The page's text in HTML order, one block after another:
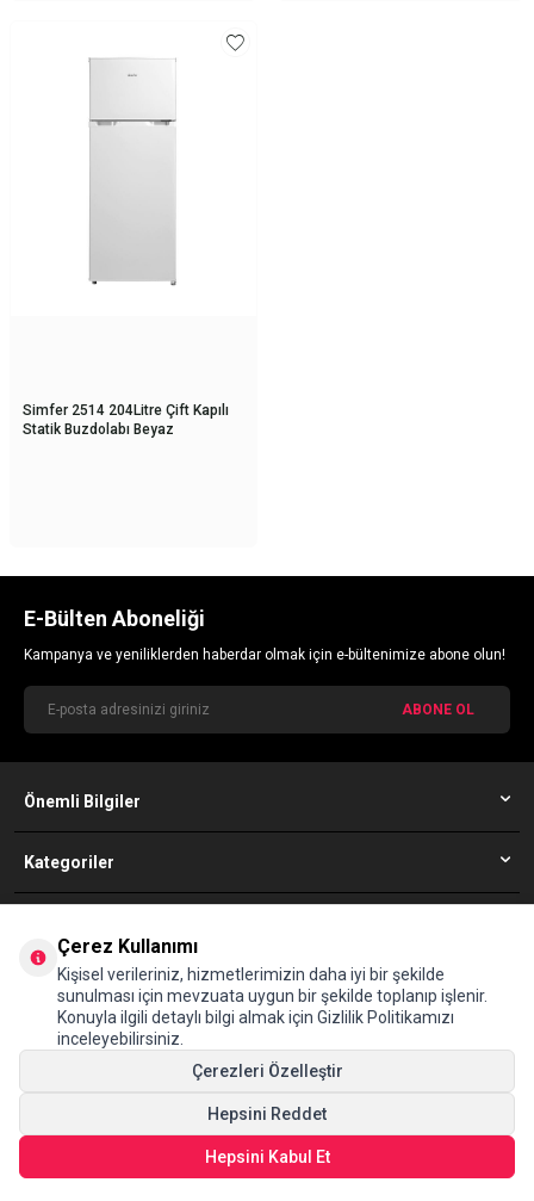
Simfer 2514 204Litre Çift Kapılı
Statik Buzdolabı Beyaz
E-Bülten Aboneliği
Kampanya ve yeniliklerden haberdar olmak için e-bültenimize abone olun!
ABONE OL
Önemli Bilgiler
Kategoriler
08502010352
Adres
Maltepe Mahallesi, Eski Çırpıcı Yolu Sokak, No:4A D-100 Yanyolu, 34010
Zeytinburnu İstanbul (The İstanbul Merter B1/B2 Blok Kat:9)
Çerez Kullanımı
Kişisel verileriniz, hizmetlerimizin daha iyi bir şekilde
sunulması için mevzuata uygun bir şekilde toplanıp işlenir.
Konuyla ilgili detaylı bilgi almak için Gizlilik Politikamızı
inceleyebilirsiniz.
Çerezleri Özelleştir
Hepsini Reddet
Hepsini Kabul Et